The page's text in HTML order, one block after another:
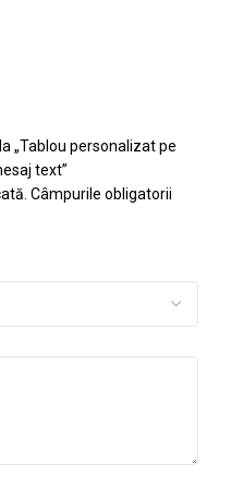
„Tablou personalizat pe
text”
Câmpurile obligatorii